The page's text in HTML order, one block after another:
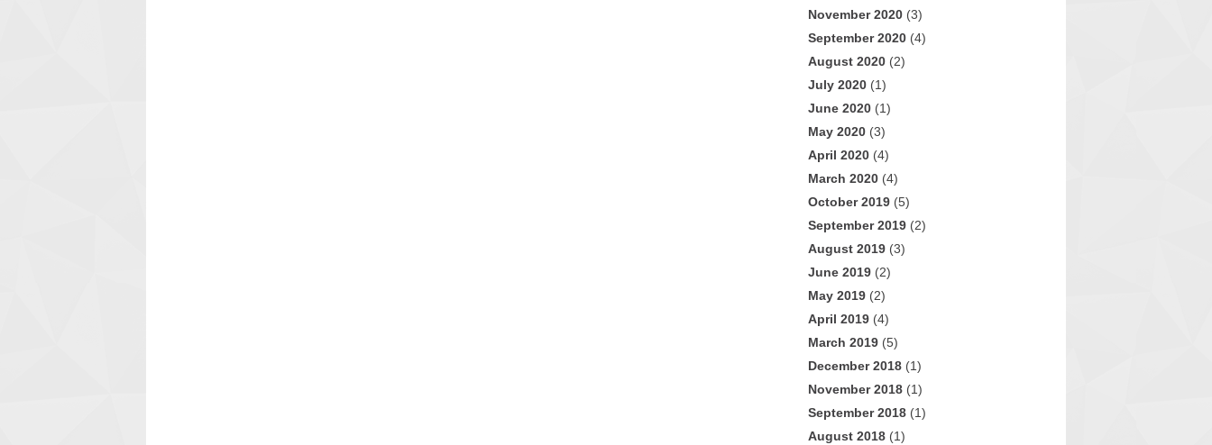
November 2020 (3)
September 2020 (4)
August 2020 (2)
July 2020 (1)
June 2020 (1)
May 2020 (3)
April 2020 (4)
March 2020 (4)
October 2019 (5)
September 2019 (2)
August 2019 (3)
June 2019 (2)
May 2019 (2)
April 2019 (4)
March 2019 (5)
December 2018 (1)
November 2018 (1)
September 2018 (1)
August 2018 (1)